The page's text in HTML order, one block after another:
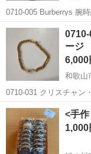
0710-005 Burberrys 腕時計 【状態】 ・使用に伴う多少のスレ、
落としきれない汚れな
お値引きは出来かねま
和歌山 和歌山市
ージ
6,000
和歌山
0710-031 クリスチャン
態】 ・使用に伴う多少
ます ・詳細は現地でご
了承...
和歌山 和歌山市
<手作
1,000